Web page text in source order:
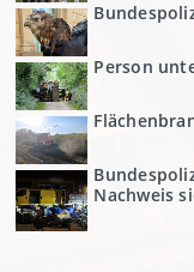
Person
Nachweis